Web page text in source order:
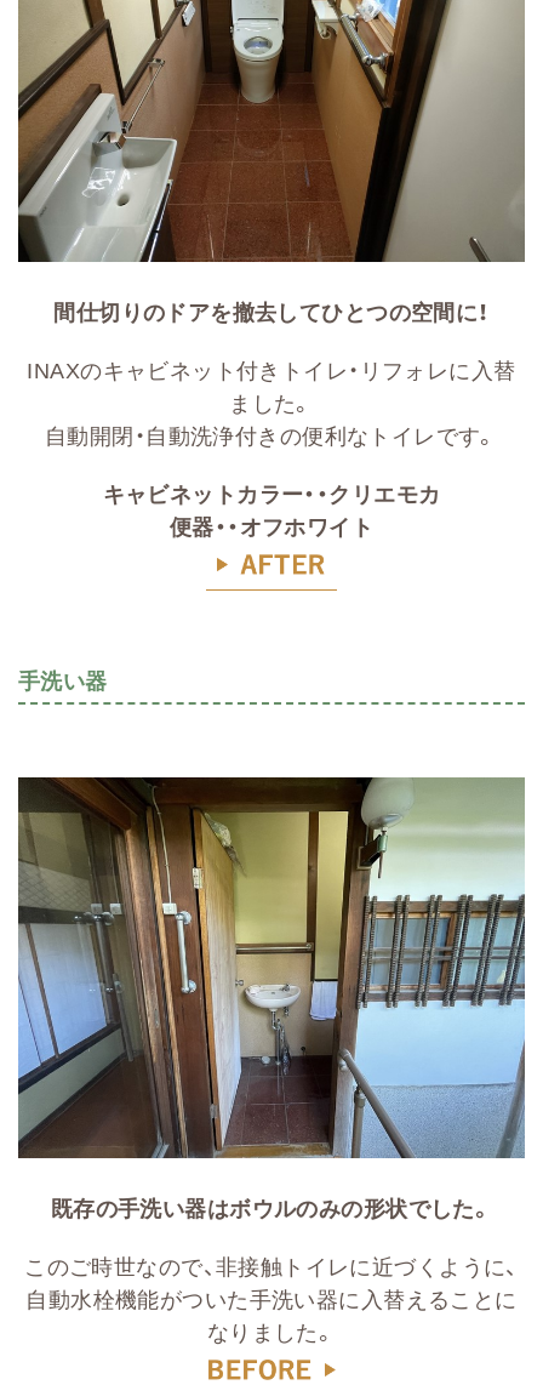
間仕切りのドアを撤去してひとつの空間に！
INAXのキャビネット付きトイレ・リフォレに入替
ました。
自動開閉・自動洗浄付きの便利なトイレです。
キャビネットカラー・・クリエモカ
便器・・オフホワイト
手洗い器
既存の手洗い器はボウルのみの形状でした。
このご時世なので、非接触トイレに近づくように、
自動水栓機能がついた手洗い器に入替えることに
なりました。